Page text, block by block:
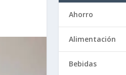
Ahorro
Alimentación
Bebidas